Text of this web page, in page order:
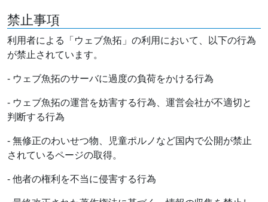
禁止事項
利用者による「ウェブ魚拓」の利用において、以下の行為
が禁止されています。
- ウェブ魚拓のサーバに過度の負荷をかける行為
- ウェブ魚拓の運営を妨害する行為、運営会社が不適切と
判断する行為
- 無修正のわいせつ物、児童ポルノなど国内で公開が禁止
されているページの取得。
- 他者の権利を不当に侵害する行為